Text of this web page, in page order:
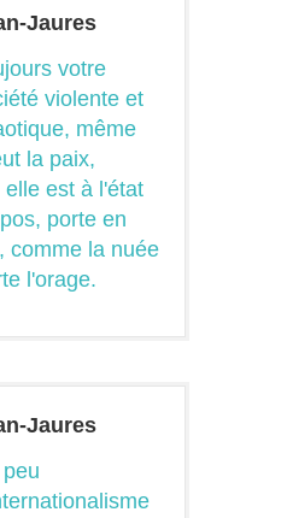
Jaures
votre
violente et
même
la paix,
est à l'état
porte en
comme la nuée
l'orage.
Jaures